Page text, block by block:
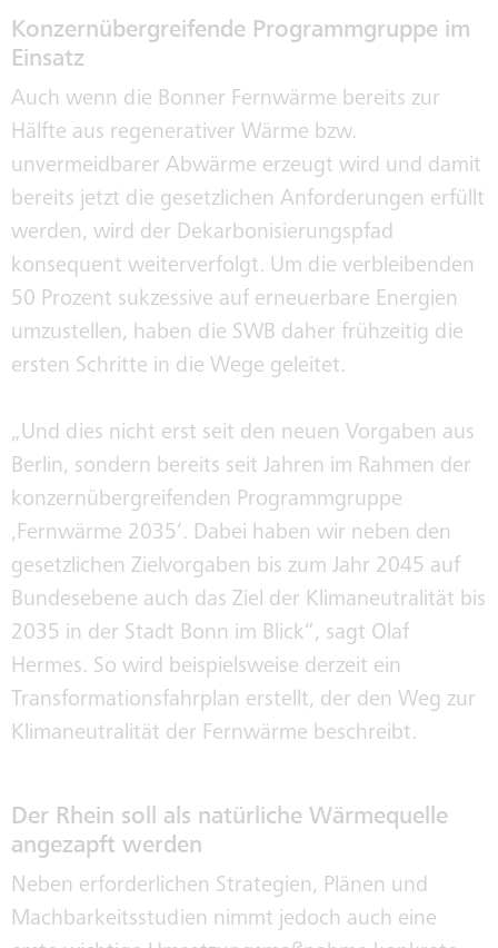
Konzernübergreifende Programmgruppe im
Einsatz
Auch wenn die Bonner Fernwärme bereits zur
Hälfte aus regenerativer Wärme bzw.
unvermeidbarer Abwärme erzeugt wird und damit
bereits jetzt die gesetzlichen Anforderungen erfüllt
werden, wird der Dekarbonisierungspfad
konsequent weiterverfolgt. Um die verbleibenden
50 Prozent sukzessive auf erneuerbare Energien
umzustellen, haben die SWB daher frühzeitig die
ersten Schritte in die Wege geleitet.
„Und dies nicht erst seit den neuen Vorgaben aus
Berlin, sondern bereits seit Jahren im Rahmen der
konzernübergreifenden Programmgruppe
‚Fernwärme 2035‘. Dabei haben wir neben den
gesetzlichen Zielvorgaben bis zum Jahr 2045 auf
Bundesebene auch das Ziel der Klimaneutralität bis
2035 in der Stadt Bonn im Blick“, sagt Olaf
Hermes. So wird beispielsweise derzeit ein
Transformationsfahrplan erstellt, der den Weg zur
Klimaneutralität der Fernwärme beschreibt.
Der Rhein soll als natürliche Wärmequelle
angezapft werden
Neben erforderlichen Strategien, Plänen und
Machbarkeitsstudien nimmt jedoch auch eine